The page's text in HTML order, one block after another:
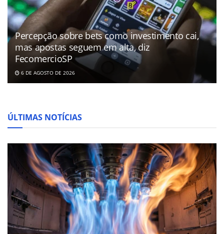
Percepção sobre bets como investimento cai,
mas apostas seguem em alta, diz
FecomercioSP
6 DE AGOSTO DE 2026
ÚLTIMAS NOTÍCIAS